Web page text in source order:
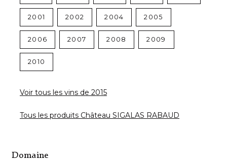
2001 2002 2004 2005
2006 2007 2008 2009
2010
Voir tous les vins de 2015
Tous les produits Château SIGALAS RABAUD
Domaine